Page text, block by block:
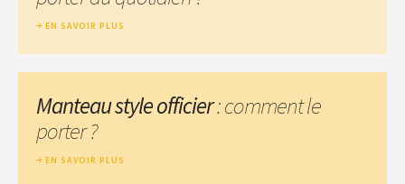
EN SAVOIR PLUS
Manteau style officier: comment le
porter ?
EN SAVOIR PLUS